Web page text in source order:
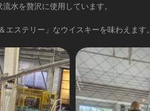
水を贅沢に使用しています。
ステリー」なウイスキーを味わえます。